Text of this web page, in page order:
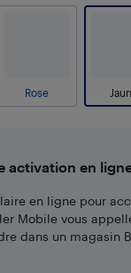
Rose
activation en
en ligne pour
Mobile vous
dans un magasin